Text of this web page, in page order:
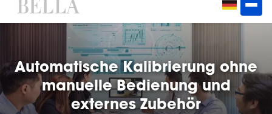
Automatische Kalibrierung ohne
manuelle Bedienung und
externes Zubehör